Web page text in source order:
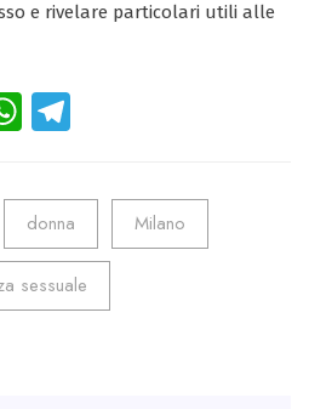
e rivelare particolari utili alle
W
ts
A
p
p
gr
a
m
donna Milano
sessuale